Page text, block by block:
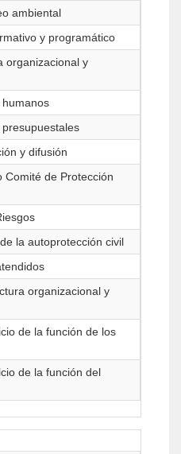
ambiental
y programático
organizacional y
humanos
y difusión
Comité de Protección
la autoprotección civil
organizacional y
de la función de los
de la función del